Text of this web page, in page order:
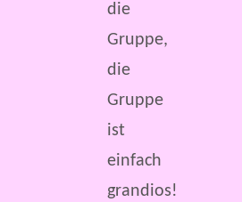
die
Gruppe,
die
Gruppe
ist
einfach
grandios!